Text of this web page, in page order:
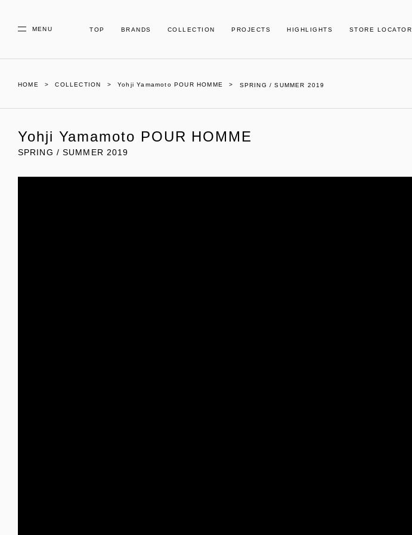
MENU TOP BRANDS COLLECTION PROJECTS HIGHLIGHTS STORE LOCATOR
HOME COLLECTION Yohji Yamamoto POUR HOMME SPRING / SUMMER 2019
Yohji Yamamoto POUR HOMME
SPRING / SUMMER 2019